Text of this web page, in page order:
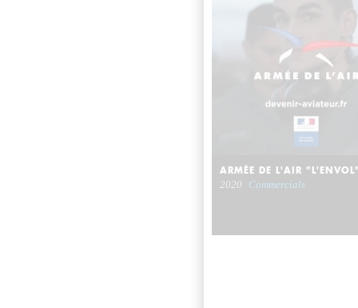
ARMÉE DE L'AIR
2020 Commercials